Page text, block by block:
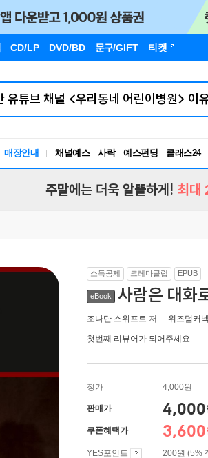
CD/LP DVD/BD 문구/GIFT 티켓
매장안내 채널예스 사락 예스펀딩 클래스24
주말에는 더욱 알뜰하게! 최대
소득공제 크레마클럽 EPUB
eBook 사람은 대화
조나단 스위프트 저 위즈덤커
첫번째 리뷰어가 되어주세요.
정가 4,000원
판매가 4,000
쿠폰혜택가 3,600
YES포인트
200원 (5%